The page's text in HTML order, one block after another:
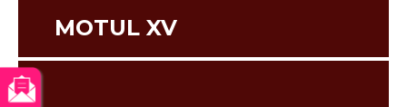
MOTUL XV